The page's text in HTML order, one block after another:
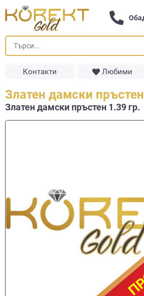
Контакти Любими
Златен дамски
Златен дамски пръстен 1.39 гр.